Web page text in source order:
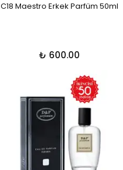
C18 Maestro Erkek Parfüm 50ml
₺ 600.00